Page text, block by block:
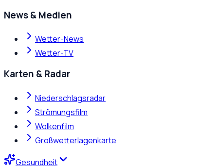
News & Medien
Wetter-News
Wetter-TV
Karten & Radar
Niederschlagsradar
Strömungsfilm
Wolkenfilm
Großwetterlagenkarte
Gesundheit